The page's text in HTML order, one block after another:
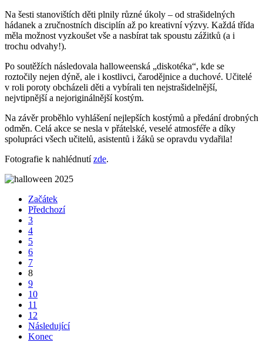
Na šesti stanovištích děti plnily různé úkoly – od strašidelných
hádanek a zručnostních disciplín až po kreativní výzvy. Každá třída
měla možnost vyzkoušet vše a nasbírat tak spoustu zážitků (a i
trochu odvahy!).
Po soutěžích následovala halloweenská „diskotéka“, kde se
roztočily nejen dýně, ale i kostlivci, čarodějnice a duchové. Učitelé
v roli poroty obcházeli děti a vybírali ten nejstrašidelnější,
nejvtipnější a nejoriginálnější kostým.
Na závěr proběhlo vyhlášení nejlepších kostýmů a předání drobných
odměn. Celá akce se nesla v přátelské, veselé atmosféře a díky
spolupráci všech učitelů, asistentů i žáků se opravdu vydařila!
Fotografie k nahlédnutízde.
Začátek
Předchozí
3
4
5
6
7
8
9
10
11
12
Následující
Konec